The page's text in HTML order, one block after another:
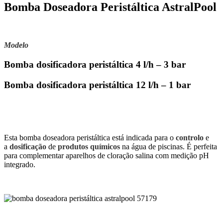
Bomba Doseadora Peristáltica AstralPool
Modelo
Bomba dosificadora peristáltica 4 l/h – 3 bar
Bomba dosificadora peristáltica 12 l/h – 1 bar
Esta bomba doseadora peristáltica está indicada para o controlo e
a dosificação de produtos químicos na água de piscinas. É perfeita
para complementar aparelhos de cloração salina com medição pH
integrado.